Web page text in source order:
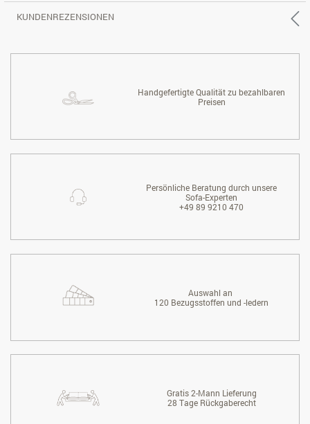
KUNDENREZENSIONEN
Handgefertigte Qualität zu bezahlbaren
Preisen
Persönliche Beratung durch unsere
Sofa-Experten
+49 89 9210 470
Auswahl an
120 Bezugsstoffen und -ledern
Gratis 2-Mann Lieferung
28 Tage Rückgaberecht